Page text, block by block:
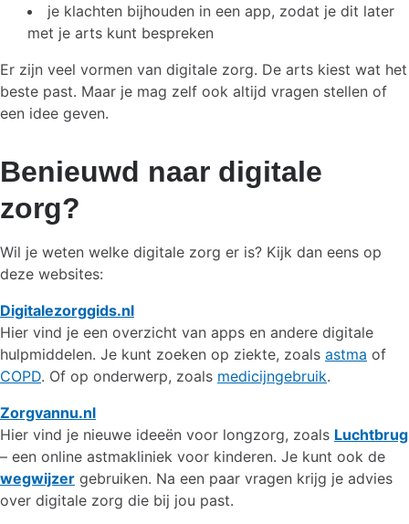
je klachten bijhouden in een app, zodat je dit later
met je arts kunt bespreken
Er zijn veel vormen van digitale zorg. De arts kiest wat het
beste past. Maar je mag zelf ook altijd vragen stellen of
een idee geven.
Benieuwd naar digitale
zorg?
Wil je weten welke digitale zorg er is? Kijk dan eens op
deze websites:
Digitalezorggids.nl
Hier vind je een overzicht van apps en andere digitale
hulpmiddelen. Je kunt zoeken op ziekte, zoals astma of
COPD. Of op onderwerp, zoals medicijngebruik.
Zorgvannu.nl
Hier vind je nieuwe ideeën voor longzorg, zoals Luchtbrug
– een online astmakliniek voor kinderen. Je kunt ook de
wegwijzer gebruiken. Na een paar vragen krijg je advies
over digitale zorg die bij jou past.